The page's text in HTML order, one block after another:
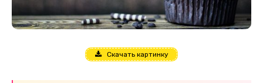
Скачать картинку